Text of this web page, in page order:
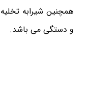
همچنین شیرابه
و دستگی می باشد.